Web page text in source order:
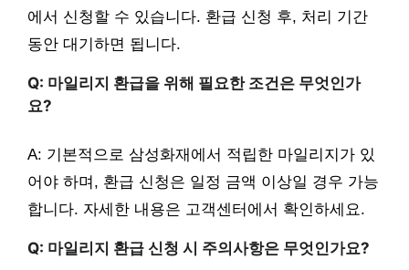
에서 신청할 수 있습니다. 환급 신청 후, 처리 기간
동안 대기하면 됩니다.
Q: 마일리지 환급을 위해 필요한 조건은 무엇인가
요?
A: 기본적으로 삼성화재에서 적립한 마일리지가 있
어야 하며, 환급 신청은 일정 금액 이상일 경우 가능
합니다. 자세한 내용은 고객센터에서 확인하세요.
Q: 마일리지 환급 신청 시 주의사항은 무엇인가요?